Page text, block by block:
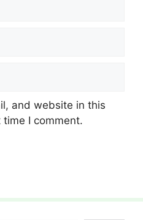
and website in this
I comment.